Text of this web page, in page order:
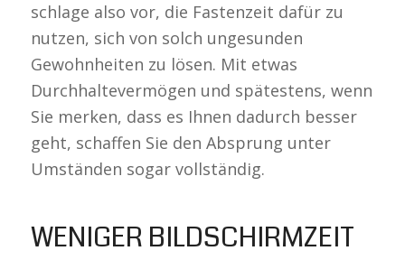
schlage also vor, die Fastenzeit dafür zu
nutzen, sich von solch ungesunden
Gewohnheiten zu lösen. Mit etwas
Durchhaltevermögen und spätestens, wenn
Sie merken, dass es Ihnen dadurch besser
geht, schaffen Sie den Absprung unter
Umständen sogar vollständig.
WENIGER BILDSCHIRMZEIT